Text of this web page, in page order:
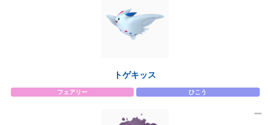
トゲキッス
フェアリー ひこう